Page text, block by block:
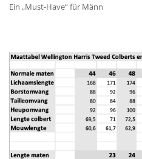
Ein „Must-Have“ für Männ